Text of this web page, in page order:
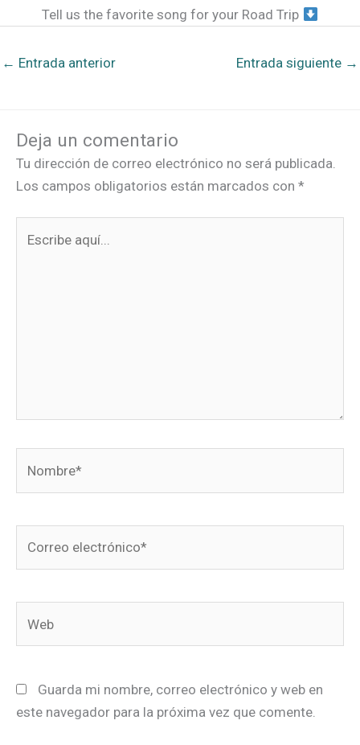
Tell us the favorite song for your Road Trip
← Entrada anterior Entrada siguiente →
Deja un comentario
Tu dirección de correo electrónico no será publicada.
Los campos obligatorios están marcados con *
Guarda mi nombre, correo electrónico y web en
este navegador para la próxima vez que comente.